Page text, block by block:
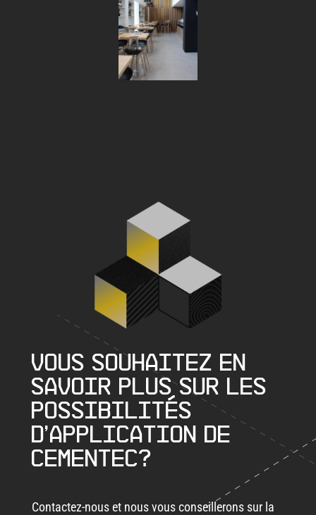
Vous souhaitez en
savoir plus sur les
possibilités
d’application de
Cementec?
Contactez-nous et nous vous conseillerons sur la